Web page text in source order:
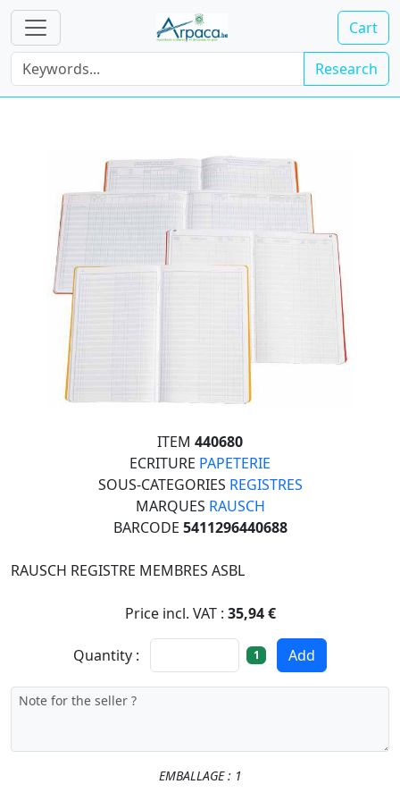
Cart
Research
ITEM 440680
ECRITURE PAPETERIE
SOUS-CATEGORIES REGISTRES
MARQUES RAUSCH
BARCODE 5411296440688
RAUSCH REGISTRE MEMBRES ASBL
Price incl. VAT : 35,94 €
Quantity : 1 Add
EMBALLAGE : 1